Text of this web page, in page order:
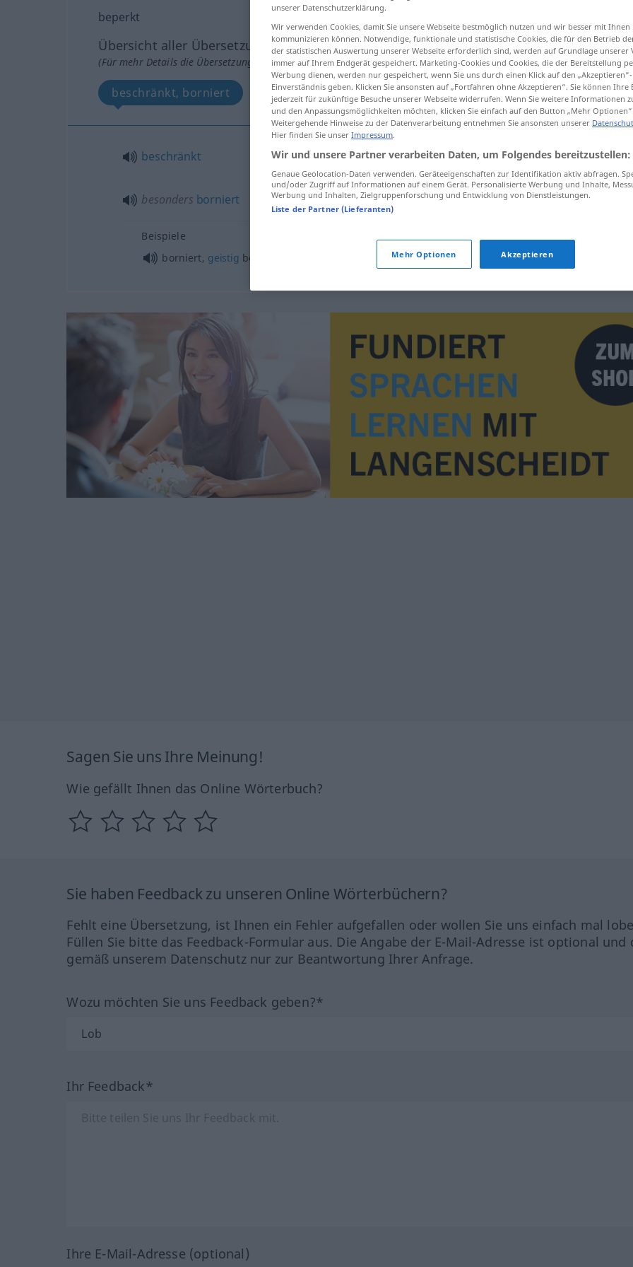
beperkt
Übersicht aller Übersetzungen
(Für mehr Details die Übersetzung anklicken/antippen)
beschränkt, borniert
beschränkt beperkt
besonders borniert beperkt FIG
Beispiele
borniert, geistig beschränkt beperkt van geest
Sagen Sie uns Ihre Meinung!
Wie gefällt Ihnen das Online Wörterbuch?
Sie haben Feedback zu unseren Online Wörterbüchern?
Fehlt eine Übersetzung, ist Ihnen ein Fehler aufgefallen oder wollen Sie uns einfach mal
Füllen Sie bitte das Feedback-Formular aus. Die Angabe der E-Mail-Adresse ist optional und
gemäß unserem Datenschutz nur zur Beantwortung Ihrer Anfrage.
Wozu möchten Sie uns Feedback geben?*
Ihr Feedback*
Ihre E-Mail-Adresse (optional)
unserer Datenschutzerklärung.
Wir verwenden Cookies, damit Sie unsere Webseite bestmöglich nutzen und wir besser mit Ihnen
kommunizieren können. Notwendige, funktionale und statistische Cookies, die für den Betrieb
der statistischen Auswertung unserer Webseite erforderlich sind, werden auf Grundlage unserer
immer auf Ihrem Endgerät gespeichert. Marketing-Cookies und Cookies, die der Bereitstellung
Werbung dienen, werden nur gespeichert, wenn Sie uns durch einen Klick auf den
Einverständnis geben. Klicken Sie ansonsten auf „Fortfahren ohne Akzeptieren“. Sie können Ihre
jederzeit für zukünftige Besuche unserer Webseite widerrufen. Wenn Sie weitere Informationen
und den Anpassungsmöglichkeiten möchten, klicken Sie einfach auf den Button „Mehr Optionen“.
Weitergehende Hinweise zu der Datenverarbeitung entnehmen Sie ansonsten unserer
Hier finden Sie unser Impressum.
Wir und unsere Partner verarbeiten Daten, um Folgendes bereitzustellen:
Genaue Geolocation-Daten verwenden. Geräteeigenschaften zur Identifikation aktiv abfragen.
und/oder Zugriff auf Informationen auf einem Gerät. Personalisierte Werbung und Inhalte,
Werbung und Inhalten, Zielgruppenforschung und Entwicklung von Dienstleistungen.
Liste der Partner (Lieferanten)
Mehr Optionen Akzeptieren